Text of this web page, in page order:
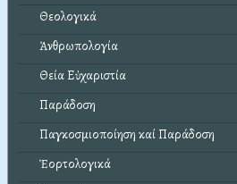
Θεολογικά
Ἀνθρωπολογία
Θεία Εὐχαριστία
Παράδοση
Παγκοσμιοποίηση καί Παράδοση
Ἑορτολογικά